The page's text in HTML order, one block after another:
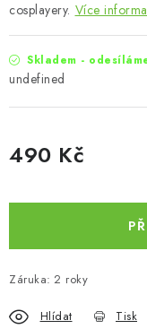
cosplayery. Více
Skladem -
undefined
490 Kč
Záruka: 2 roky
Tisk
Hlídat